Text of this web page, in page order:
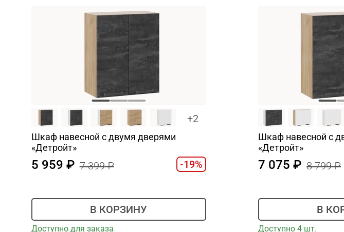
+2
Шкаф навесной c двумя дверями
«Детройт»
5 959 7 399 -19%
В КОРЗИНУ
Доступно для заказа
Шкаф навесной c
«Детройт»
7 075 8 799
В
Доступно 4 шт.